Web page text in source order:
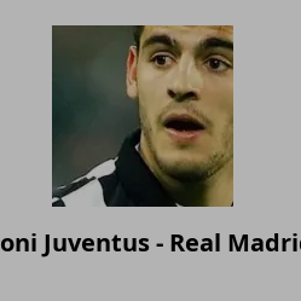
Juventus - Real